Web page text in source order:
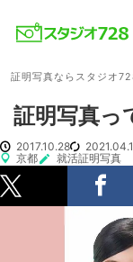
証明写真ならスタジオ
証明写真っ
2017.10.28
京都
就活証明写真